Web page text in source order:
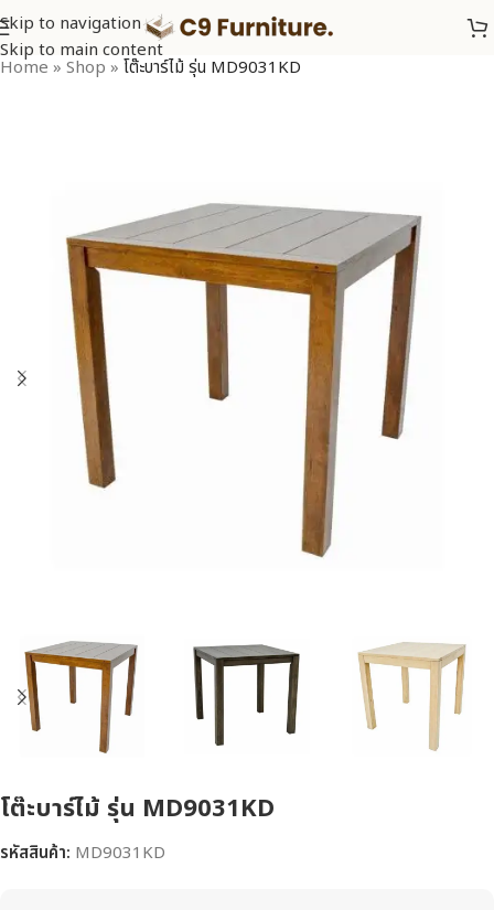
Skip to navigation
Skip to main content
Home » Shop » โต๊ะบาร์ไม้ รุ่น MD9031KD
โต๊ะบาร์ไม้ รุ่น MD9031KD
รหัสสินค้า: MD9031KD